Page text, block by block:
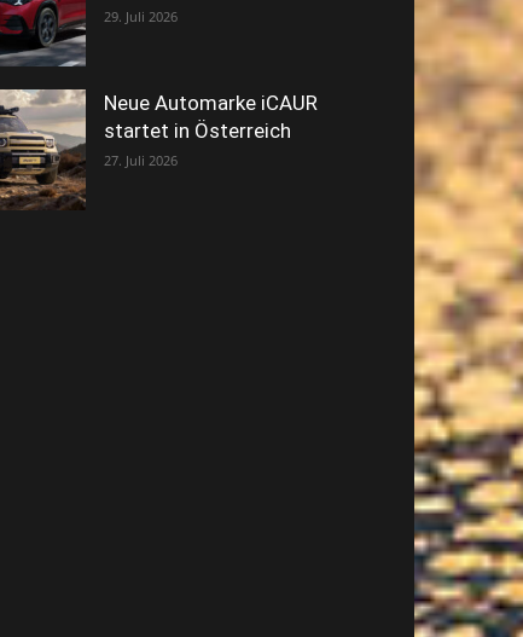
29. Juli 2026
Neue Automarke iCAUR
startet in Österreich
27. Juli 2026